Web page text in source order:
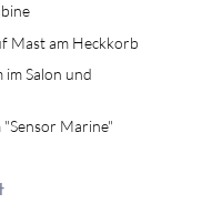
Mast am Heckkorb
im Salon und
"Sensor Marine"